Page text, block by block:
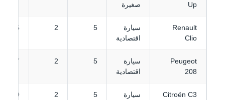
Up
صغيرة
Renault
Clio
سيارة
اقتصادية
5
2
25 €
Peugeot
208
سيارة
اقتصادية
5
2
27 €
Citroën C3 سيارة 5
2
29 €